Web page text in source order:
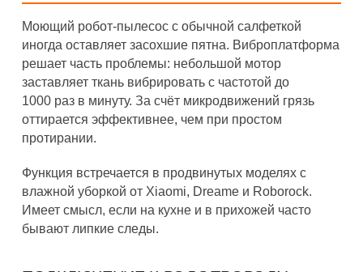
Моющий робот-пылесос с обычной салфеткой
иногда оставляет засохшие пятна. Виброплатформа
решает часть проблемы: небольшой мотор
заставляет ткань вибрировать с частотой до
1000 раз в минуту. За счёт микродвижений грязь
оттирается эффективнее, чем при простом
протирании.
Функция встречается в продвинутых моделях с
влажной уборкой от Xiaomi, Dreame и Roborock.
Имеет смысл, если на кухне и в прихожей часто
бывают липкие следы.